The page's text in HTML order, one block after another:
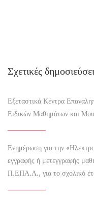
Σχετικές
Εξεταστικά Κέντρα
Ειδικών Μαθημάτων και
Ενημέρωση για την
εγγραφής ή μετεγγραφής
Π.ΕΠΑ.Λ., για το σχολικό